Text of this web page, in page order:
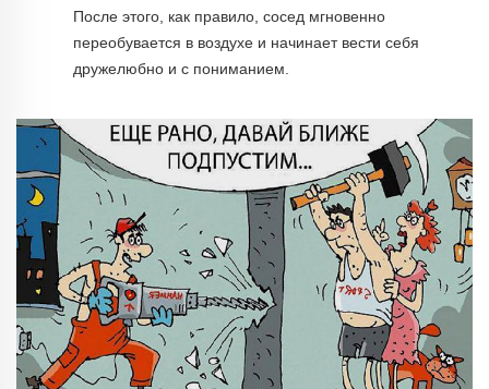
После этого, как правило, сосед мгновенно
переобувается в воздухе и начинает вести себя
дружелюбно и с пониманием.